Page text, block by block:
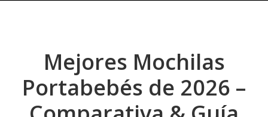
Mejores Mochilas
Portabebés de 2026 –